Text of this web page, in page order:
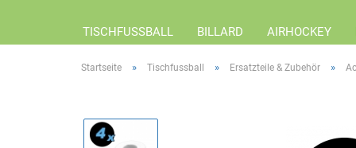
TISCHFUSSBALL BILLARD AIRHOCKEY
Startseite » Tischfussball » Ersatzteile & Zubehör »